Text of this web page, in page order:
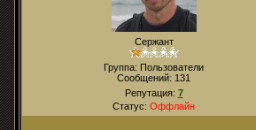
Сержант
Группа: Пользователи
Сообщений: 131
Репутация: 7
Статус: Оффлайн